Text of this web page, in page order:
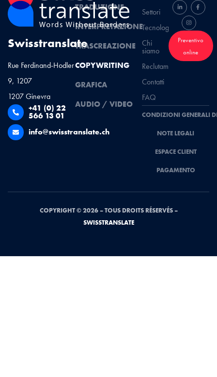
Swisstranslate
Rue Ferdinand-Hodler
9, 1207
1207 Ginevra
+41 (0) 22
566 13 01
info@swisstranslate.ch
TRADUZIONE
INTERPRETAZIONE
TRASCREAZIONE
COPYWRITING
GRAFICA
AUDIO / VIDEO
Settori
Tecnologie
Chi
siamo
Reclutamento
Contatti
FAQ
Preventivo
online
CONDIZIONI GENERALI
NOTE LEGALI
ESPACE CLIENT
PAGAMENTO
COPYRIGHT © 2026 – TOUS DROITS RÉSERVÉS –
SWISSTRANSLATE